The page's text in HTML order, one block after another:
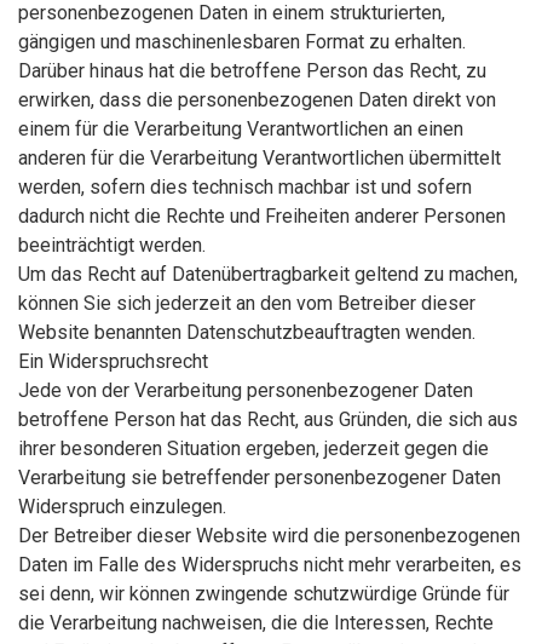
personenbezogenen Daten in einem strukturierten,
gängigen und maschinenlesbaren Format zu erhalten.
Darüber hinaus hat die betroffene Person das Recht, zu
erwirken, dass die personenbezogenen Daten direkt von
einem für die Verarbeitung Verantwortlichen an einen
anderen für die Verarbeitung Verantwortlichen übermittelt
werden, sofern dies technisch machbar ist und sofern
dadurch nicht die Rechte und Freiheiten anderer Personen
beeinträchtigt werden.
Um das Recht auf Datenübertragbarkeit geltend zu machen,
können Sie sich jederzeit an den vom Betreiber dieser
Website benannten Datenschutzbeauftragten wenden.
Ein Widerspruchsrecht
Jede von der Verarbeitung personenbezogener Daten
betroffene Person hat das Recht, aus Gründen, die sich aus
ihrer besonderen Situation ergeben, jederzeit gegen die
Verarbeitung sie betreffender personenbezogener Daten
Widerspruch einzulegen.
Der Betreiber dieser Website wird die personenbezogenen
Daten im Falle des Widerspruchs nicht mehr verarbeiten, es
sei denn, wir können zwingende schutzwürdige Gründe für
die Verarbeitung nachweisen, die die Interessen, Rechte